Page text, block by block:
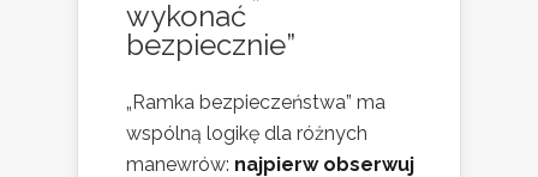
wykonać
bezpiecznie”
„Ramka bezpieczeństwa” ma
wspólną logikę dla różnych
manewrów: najpierw obserwuj